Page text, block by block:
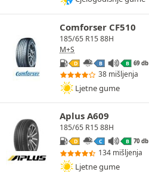
Comforser CF510
185/65 R15 88H
M+S
D B B 69 db
38 mišljenja
Ljetne gume
Aplus A609
185/65 R15 88H
D C B 70 db
134 mišljenja
Ljetne gume